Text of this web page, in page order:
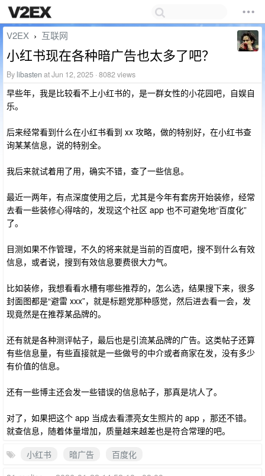
V2EX › 互联网
小红书现在各种暗广告也太多了吧？
By libasten at Jun 12, 2025 · 8082 views
早些年，我是比较看不上小红书的，是一群女性的小花园吧，自娱自
乐。
后来经常看到什么在小红书看到 xx 攻略，做的特别好，在小红书查
询某某信息，说的特别全。
我后来就试着用了用，确实不错，查了一些信息。
最近一两年，有点深度使用之后，尤其是今年有套房开始装修，经常
去看一些装修心得啥的，发现这个社区 app 也不可避免地“百度化”
了。
目测如果不作管理，不久的将来就是当前的百度吧，搜不到什么有效
信息，或者说，搜到有效信息要费很大力气。
比如装修，我想看看水槽有哪些推荐的，怎么选，结果搜下来，很多
封面图都是“避雷 xxx”，就是标题党那种感觉，然后进去看一会，发
现竟然是在推荐某品牌的。
还有就是各种测评帖子，最后也是引流某品牌的广告。这类帖子还算
有些信息量，有些直接就是一些做号的中介或者商家在发，没有多少
有价值的信息。
还有一些博主还会发一些错误的信息帖子，那真是坑人了。
对了，如果把这个 app 当成去看漂亮女生照片的 app ，那还不错。
就查信息，随着体量增加，质量越来越差也是符合常理的吧。
小红书
暗广告
百度化